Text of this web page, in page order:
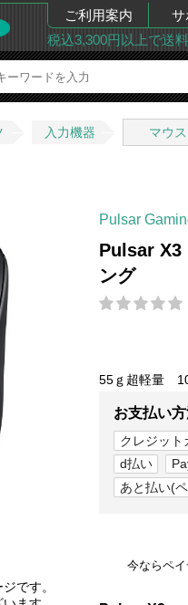
ご利用案内 サ
税込3,300円以上で送
入力機器 マウス
です。
Pulsar
Pulsar X3
ング
55ｇ超軽量
お支払い
クレジット
d払い
あと払い(
今ならペ